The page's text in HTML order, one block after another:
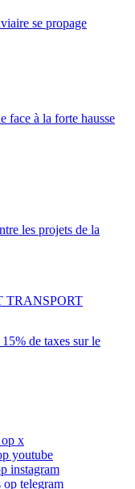
se propage
face à la forte hausse
les projets de la
de taxes sur le
TRANSPORT
x
youtube
instagram
op telegram